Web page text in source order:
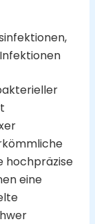
hochpräzise
eine